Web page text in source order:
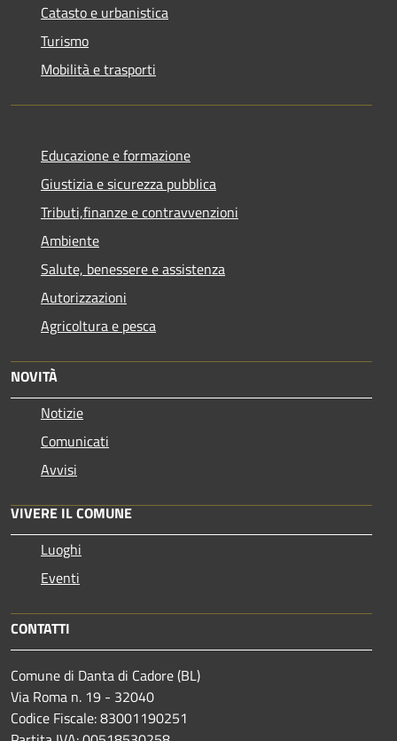
Catasto e urbanistica
Turismo
Mobilità e trasporti
Educazione e formazione
Giustizia e sicurezza pubblica
Tributi,finanze e contravvenzioni
Ambiente
Salute, benessere e assistenza
Autorizzazioni
Agricoltura e pesca
NOVITÀ
Notizie
Comunicati
Avvisi
VIVERE IL COMUNE
Luoghi
Eventi
CONTATTI
Comune di Danta di Cadore (BL)
Via Roma n. 19 - 32040
Codice Fiscale: 83001190251